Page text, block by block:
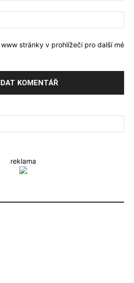
stránky v prohlížeči pro další mé
reklama